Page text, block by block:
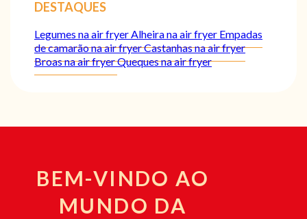
DESTAQUES
Legumes na air fryer Alheira na air fryer Empadas
de camarão na air fryerCastanhas na air fryer
Broas na air fryerQueques na air fryer
BEM-VINDO AO
MUNDO DA